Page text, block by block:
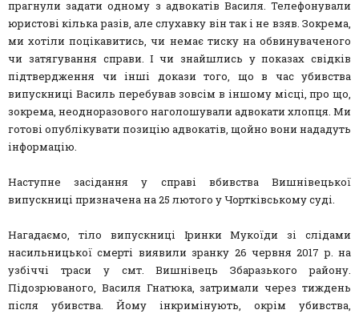
прагнули задати одному з адвокатів Василя. Телефонували
юристові кілька разів, але слухавку він так і не взяв. Зокрема,
ми хотіли поцікавитись, чи немає тиску на обвинуваченого
чи затягування справи. І чи знайшлись у показах свідків
підтвердження чи інші докази того, що в час убивства
випускниці Василь перебував зовсім в іншому місці, про що,
зокрема, неодноразового наголошували адвокати хлопця. Ми
готові опублікувати позицію адвокатів, щойно вони нададуть
інформацію.
Наступне засідання у справі вбивства Вишнівецької
випускниці призначена на 25 лютого у Чортківському суді.
Нагадаємо, тіло випускниці Іринки Мукоїди зі слідами
насильницької смерті виявили зранку 26 червня 2017 р. на
узбіччі траси у смт. Вишнівець Збаразького району.
Підозрюваного, Василя Гнатюка, затримали через тиждень
після убивства. Йому інкримінують, окрім убивства,